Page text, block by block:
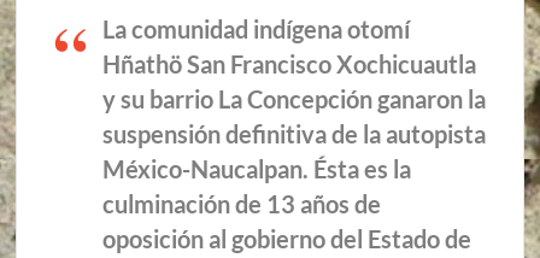
La comunidad indígena otomí
Hñathö San Francisco Xochicuautla
y su barrio La Concepción ganaron la
suspensión definitiva de la autopista
México-Naucalpan. Ésta es la
culminación de 13 años de
oposición al gobierno del Estado de